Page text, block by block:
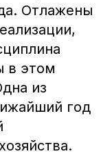
Отлажены
в этом
из
год